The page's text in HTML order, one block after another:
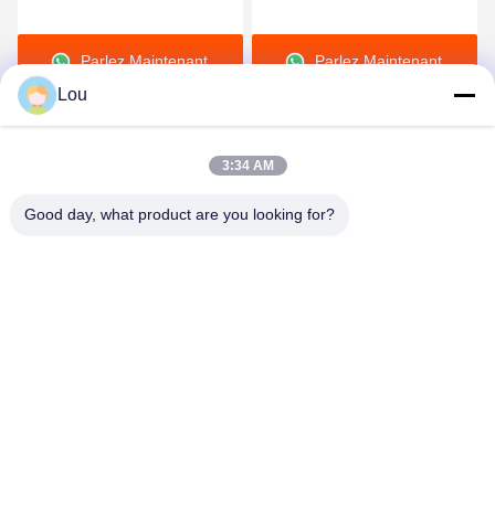
DG en laiton
Parlez Maintenant.
QKD-Z en acier au
carboneParlez Maintenant.
Zhejiang Songqiao Pneumatic And Hydraulic
Lou
3:34 AM
Good day, what product are you looking for?